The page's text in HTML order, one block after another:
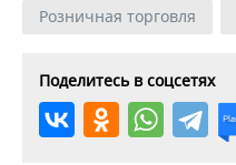
Розничная торговля
Поделитесь в соцсетях